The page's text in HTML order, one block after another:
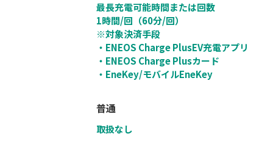
最長充電可能時間または回数
1時間/回（60分/回）
※対象決済手段
・ENEOS Charge PlusEV充電アプリ
・ENEOS Charge Plusカード
・EneKey/モバイルEneKey
普通
取扱なし